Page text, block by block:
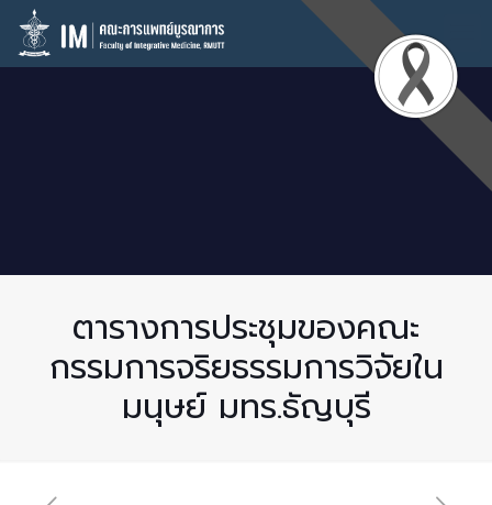
ตารางการประชุมของคณะ
กรรมการจริยธรรมการวิจัยใน
มนุษย์ มทร.ธัญบุรี